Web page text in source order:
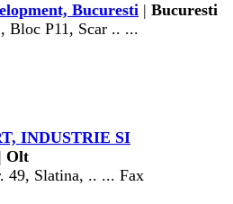
Bucuresti | Bucuresti
Bloc P11, Scar .. ...
INDUSTRIE SI
| Olt
49, Slatina, .. ... Fax